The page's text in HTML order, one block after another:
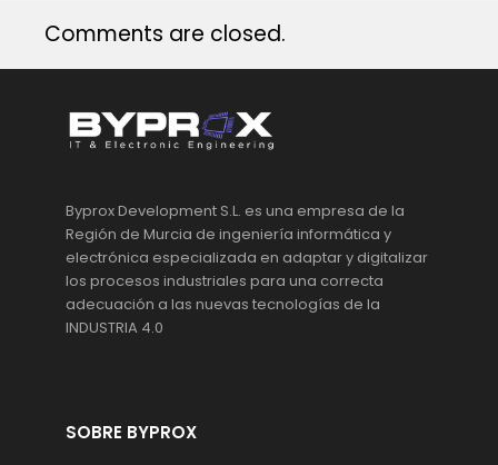
Comments are closed.
Byprox Development S.L. es una empresa de la
Región de Murcia de ingeniería informática y
electrónica especializada en adaptar y digitalizar
los procesos industriales para una correcta
adecuación a las nuevas tecnologías de la
INDUSTRIA 4.0
SOBRE BYPROX